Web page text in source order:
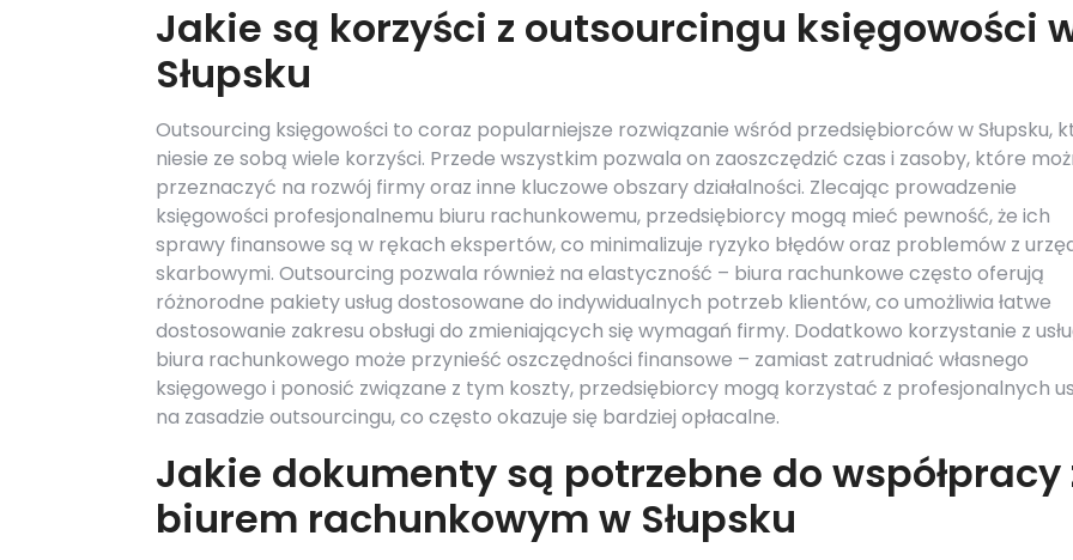
Jakie są korzyści z outsourcingu księgowości
Słupsku
Outsourcing księgowości to coraz popularniejsze rozwiązanie wśród przedsiębiorców w Słupsku,
niesie ze sobą wiele korzyści. Przede wszystkim pozwala on zaoszczędzić czas i zasoby, które
przeznaczyć na rozwój firmy oraz inne kluczowe obszary działalności. Zlecając prowadzenie
księgowości profesjonalnemu biuru rachunkowemu, przedsiębiorcy mogą mieć pewność, że ich
sprawy finansowe są w rękach ekspertów, co minimalizuje ryzyko błędów oraz problemów z
skarbowymi. Outsourcing pozwala również na elastyczność – biura rachunkowe często oferują
różnorodne pakiety usług dostosowane do indywidualnych potrzeb klientów, co umożliwia łatwe
dostosowanie zakresu obsługi do zmieniających się wymagań firmy. Dodatkowo korzystanie z
biura rachunkowego może przynieść oszczędności finansowe – zamiast zatrudniać własnego
księgowego i ponosić związane z tym koszty, przedsiębiorcy mogą korzystać z profesjonalnych
na zasadzie outsourcingu, co często okazuje się bardziej opłacalne.
Jakie dokumenty są potrzebne do współpracy
biurem rachunkowym w Słupsku